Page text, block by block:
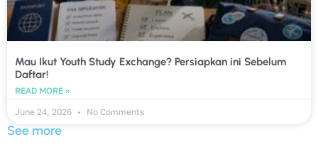
Mau Ikut Youth Study Exchange? Persiapkan ini Sebelum
Daftar!
READ MORE »
June 24, 2026
No Comments
See more